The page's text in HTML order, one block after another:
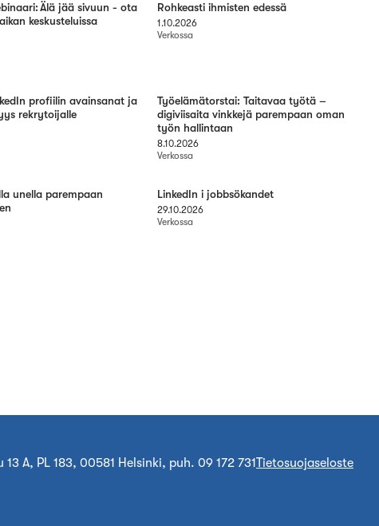
Älä jää sivuun - ota
keskusteluissa
Rohkeasti ihmisten edessä
1.10.2026
Verkossa
profiilin avainsanat ja
rekrytoijalle
Työelämätorstai: Taitavaa työtä –
digiviisaita vinkkejä parempaan oman
työn hallintaan
8.10.2026
Verkossa
unella parempaan
LinkedIn i jobbsökandet
29.10.2026
Verkossa
A, PL 183, 00581 Helsinki, puh. 09 172 731Tietosuojaseloste